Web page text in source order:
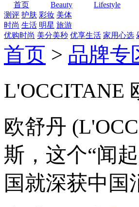
首页 Beauty Lifestyle
测评 护肤 彩妆 美体
时尚 生活 明星 旅游
优购时尚 美分美秒 优享生活 家用心选
首页 > 品牌专
L'OCCITANE
欧舒丹
斯，这个“闻
国就深获中国